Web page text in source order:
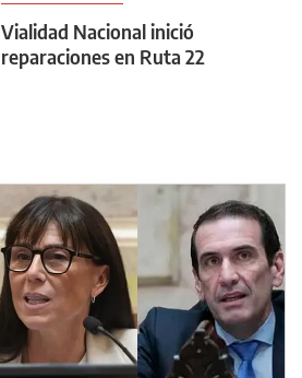
Vialidad Nacional inició
reparaciones en Ruta 22